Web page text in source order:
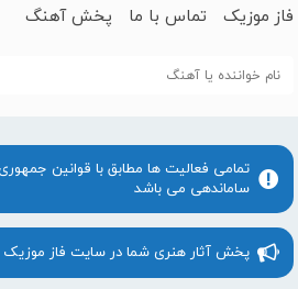
فاز موزیک تماس با ما پخش آهنگ
تمامی فعالیت ها مطابق با قوانین
ساماندهی می باشد
پخش آثار هنری شما در سایت فاز موزیک